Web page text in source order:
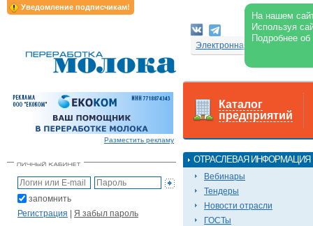
Уведомление подписчикам!
На нашем
Используя
Подробнее
Электронная версия
Разместить рекламу
запомнить
Регистрация | Я забыл пароль
Каталог
предприятий
ОТРАСЛЕВАЯ ИНФОРМАЦИЯ
Вебинары
Тендеры
Новости отрасли
ГОСТы